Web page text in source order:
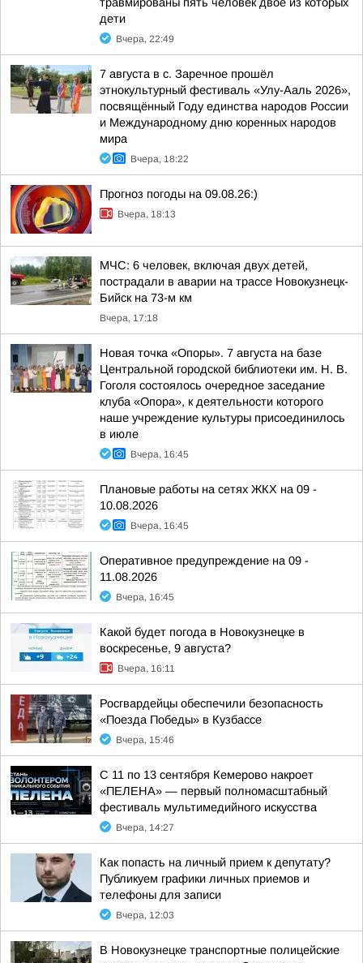
дети
Вчера, 22:49
7 августа в с. Заречное прошёл
этнокультурный фестиваль «Улу-Ааль 2026»,
посвящённый Году единства народов России
и Международному дню коренных народов
мира
Вчера, 18:22
Прогноз погоды на 09.08.26:)
Вчера, 18:13
МЧС: 6 человек, включая двух детей,
пострадали в аварии на трассе Новокузнецк-
Бийск на 73-м км
Вчера, 17:18
Новая точка «Опоры». 7 августа на базе
Центральной городской библиотеки им. Н. В.
Гоголя состоялось очередное заседание
клуба «Опора», к деятельности которого
наше учреждение культуры присоединилось
в июле
Вчера, 16:45
Плановые работы на сетях ЖКХ на 09 -
10.08.2026
Вчера, 16:45
Оперативное предупреждение на 09 -
11.08.2026
Вчера, 16:45
Какой будет погода в Новокузнецке в
воскресенье, 9 августа?
Вчера, 16:11
Росгвардейцы обеспечили безопасность
«Поезда Победы» в Кузбассе
Вчера, 15:46
С 11 по 13 сентября Кемерово накроет
«ПЕЛЕНА» — первый полномасштабный
фестиваль мультимедийного искусства
Вчера, 14:27
Как попасть на личный прием к депутату?
Публикуем графики личных приемов и
телефоны для записи
Вчера, 12:03
В Новокузнецке транспортные полицейские